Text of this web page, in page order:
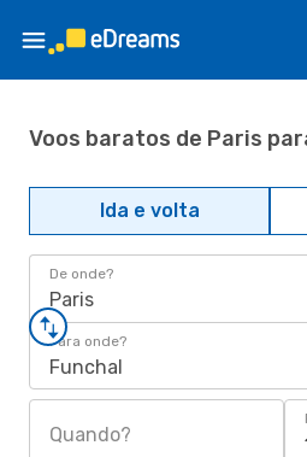
Voos baratos de Paris
Ida e volta
De onde?
Paris
Para onde?
Funchal
Quando?